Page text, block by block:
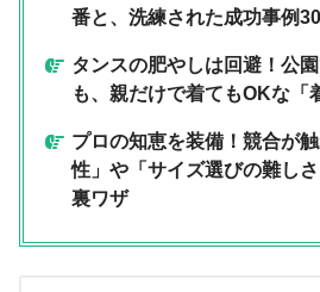
番と、洗練された成功事例
タンスの肥やしは回避！公
も、親だけで着てもOKな「
プロの知恵を装備！競合が
性」や「サイズ選びの難し
裏ワザ